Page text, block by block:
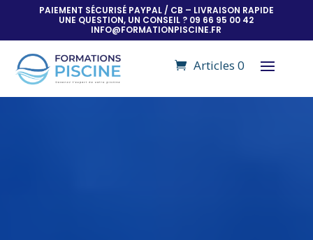
PAIEMENT SÉCURISÉ PAYPAL / CB – LIVRAISON RAPIDE
UNE QUESTION, UN CONSEIL ? 09 66 95 00 42
INFO@FORMATIONPISCINE.FR
Articles 0